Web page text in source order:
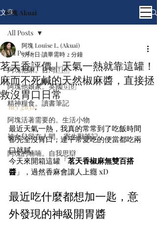
阿塊 Akuai
文章
All Posts
阿塊他家。台灣🇹🇼
阿塊他娘家。英國🇬🇧
精神糧食。讀書筆記
阿塊活著需要的。生活小物
被女兒留在人間。 寄生獸筆記
阿塊的喃喃。自我思辯
All Posts
茗天香評價｜天氣一熱就靠這罐！
麻而不死鹹的天然椒麻醬，直接拯
救沒胃口日常
阿塊 Louise L. (Akuai)
5月17日 讀畢需時 2 分鐘
hey guys,
最近天氣一熱，我真的常常到了吃飯時間
卻完全沒胃口，連平常愛吃的便當都吃兩
口就膩。
今天來開箱這罐「茗天香椒麻無雙百搭
醬 」，過然香麻會讓人上癮 xD
最近吃什麼都想加一匙，意
外發現的神級開胃醬